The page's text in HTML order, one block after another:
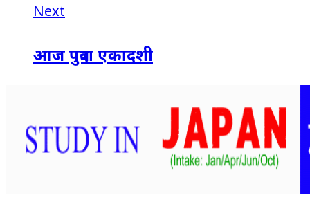
Next
आज पुत्रदा एकादशी